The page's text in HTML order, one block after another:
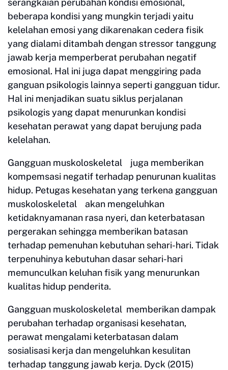
serangkaian perubahan kondisi emosional,
beberapa kondisi yang mungkin terjadi yaitu
kelelahan emosi yang dikarenakan cedera fisik
yang dialami ditambah dengan stressor tanggung
jawab kerja memperberat perubahan negatif
emosional. Hal ini juga dapat menggiring pada
ganguan psikologis lainnya seperti gangguan tidur.
Hal ini menjadikan suatu siklus perjalanan
psikologis yang dapat menurunkan kondisi
kesehatan perawat yang dapat berujung pada
kelelahan.
Gangguan muskoloskeletal juga memberikan
kompemsasi negatif terhadap penurunan kualitas
hidup. Petugas kesehatan yang terkena gangguan
muskoloskeletal akan mengeluhkan
ketidaknyamanan rasa nyeri, dan keterbatasan
pergerakan sehingga memberikan batasan
terhadap pemenuhan kebutuhan sehari-hari. Tidak
terpenuhinya kebutuhan dasar sehari-hari
memunculkan keluhan fisik yang menurunkan
kualitas hidup penderita.
Gangguan muskoloskeletal memberikan dampak
perubahan terhadap organisasi kesehatan,
perawat mengalami keterbatasan dalam
sosialisasi kerja dan mengeluhkan kesulitan
terhadap tanggung jawab kerja. Dyck (2015)